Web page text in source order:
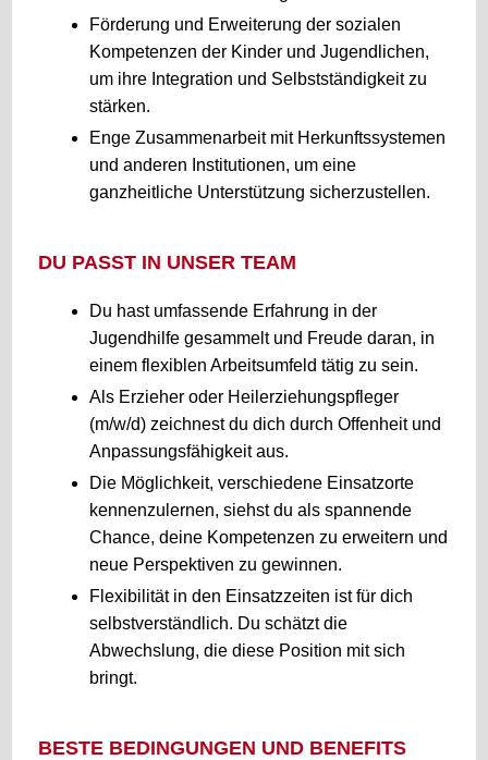
Förderung und Erweiterung der sozialen
Kompetenzen der Kinder und Jugendlichen,
um ihre Integration und Selbstständigkeit zu
stärken.
Enge Zusammenarbeit mit Herkunftssystemen
und anderen Institutionen, um eine
ganzheitliche Unterstützung sicherzustellen.
DU PASST IN UNSER TEAM
Du hast umfassende Erfahrung in der
Jugendhilfe gesammelt und Freude daran, in
einem flexiblen Arbeitsumfeld tätig zu sein.
Als Erzieher oder Heilerziehungspfleger
(m/w/d) zeichnest du dich durch Offenheit und
Anpassungsfähigkeit aus.
Die Möglichkeit, verschiedene Einsatzorte
kennenzulernen, siehst du als spannende
Chance, deine Kompetenzen zu erweitern und
neue Perspektiven zu gewinnen.
Flexibilität in den Einsatzzeiten ist für dich
selbstverständlich. Du schätzt die
Abwechslung, die diese Position mit sich
bringt.
BESTE BEDINGUNGEN UND BENEFITS